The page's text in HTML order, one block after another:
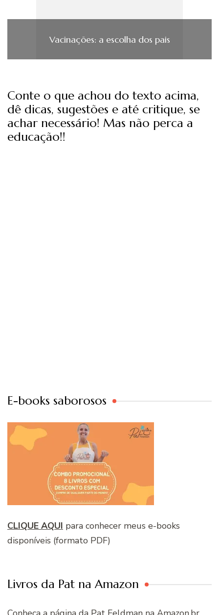
Vacinações: a escolha dos pais
Conte o que achou do texto acima,
dê dicas, sugestões e até critique, se
achar necessário! Mas não perca a
educação!!
E-books saborosos
CLIQUE AQUI para conhecer meus e-books
disponíveis (formato PDF)
Livros da Pat na Amazon